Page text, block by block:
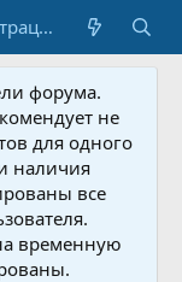
Регистрация
форума.
не
для одного
наличия
все
временную